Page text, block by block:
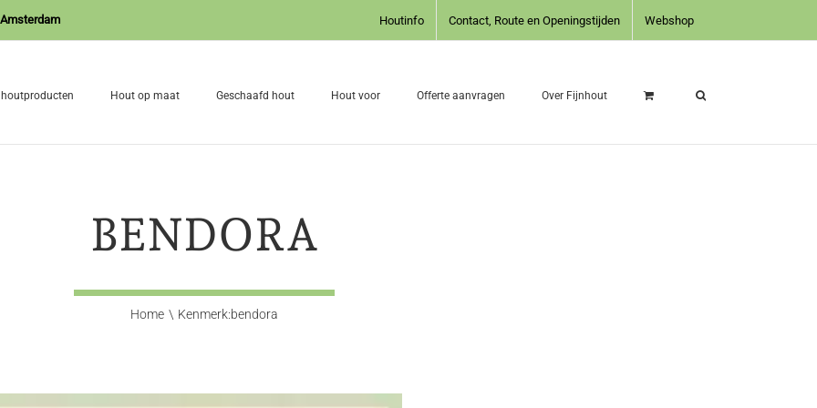
Houtinfo Contact, Route en Openingstijden Webshop
Hout op maat Geschaafd hout Hout voor Offerte aanvragen Over Fijnhout
BENDORA
Home Kenmerk:bendora